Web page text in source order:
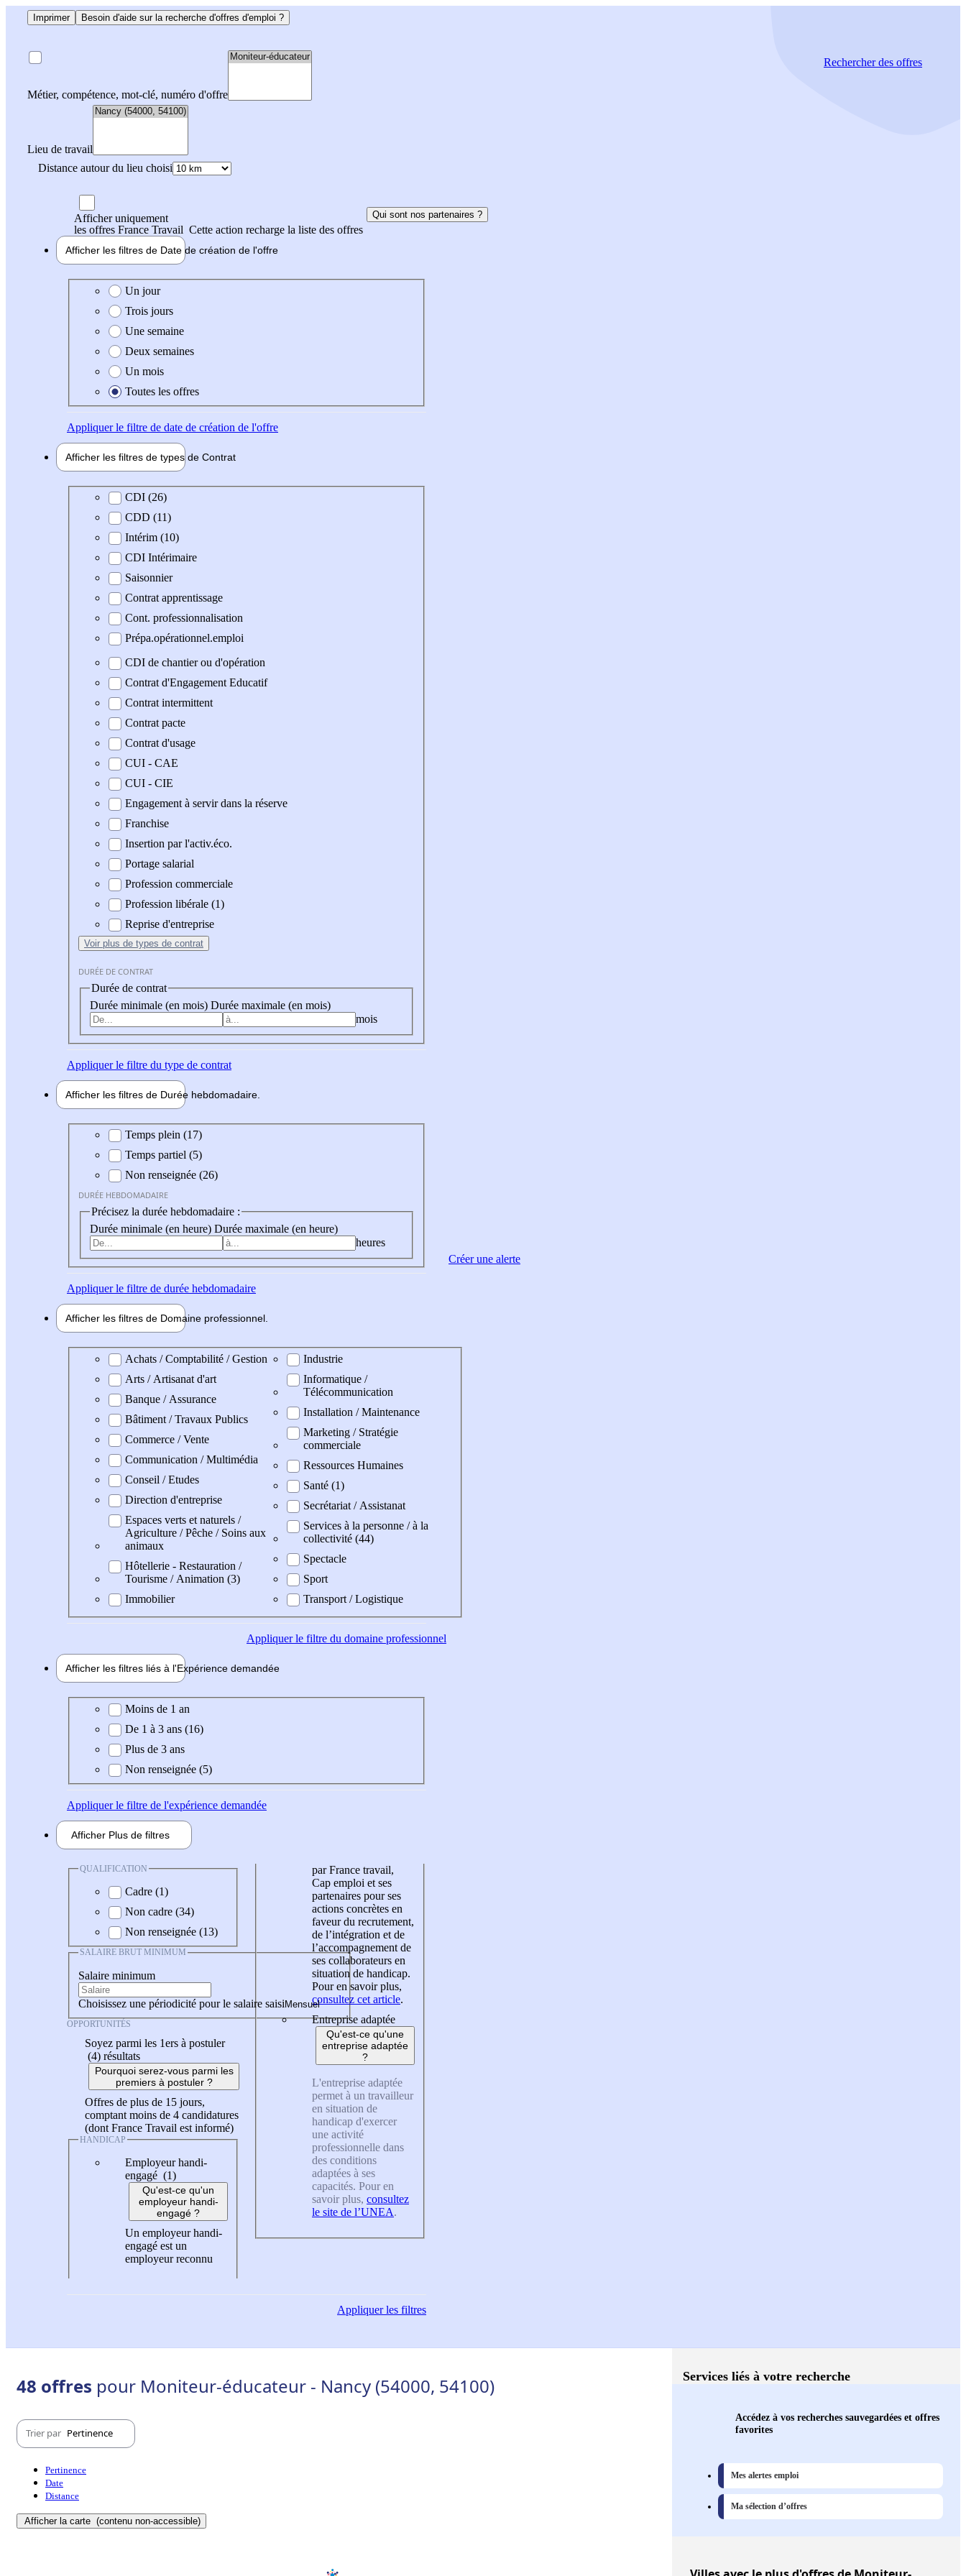
Imprimer Besoin d'aide sur la recherche d'offres d'emploi ?
Métier, compétence, mot-clé, numéro d'offre
Lieu de travail
Distance autour du lieu choisi
Rechercherdes offres
Afficher uniquement
les offres France Travail Cette action recharge la liste des offres
Qui sont nos partenaires ?
Afficher les filtres de Date de création de l'offre
Date de création de l'offre
Un jour
Trois jours
Une semaine
Deux semaines
Un mois
Toutes les offres
Appliquerle filtre de date de création de l'offre
Afficher les filtres de types de Contrat
Type de contratCDI (26)
CDD (11)
Intérim (10)
CDI Intérimaire
Saisonnier
Contrat apprentissage
Cont. professionnalisation
Prépa.opérationnel.emploi
CDI de chantier ou d'opération
Contrat d'Engagement Educatif
Contrat intermittent
Contrat pacte
Contrat d'usage
CUI - CAE
CUI - CIE
Engagement à servir dans la réserve
Franchise
Insertion par l'activ.éco.
Portage salarial
Profession commerciale
Profession libérale (1)
Reprise d'entreprise
Voir plus de types de contrat
DURÉE DE CONTRAT
Durée de contrat
Durée minimale (en mois) Durée maximale (en mois)
mois
Appliquerle filtre du type de contrat
Afficher les filtres de Durée hebdomadaire
Durée hebdomadaire
Temps plein (17)
Temps partiel (5)
Non renseignée (26)
DURÉE HEBDOMADAIRE
Précisez la durée hebdomadaire :
Durée minimale (en heure) Durée maximale (en heure)
heures
Appliquerle filtre de durée hebdomadaire
Afficher les filtres de Domaine professionnel
Domaine professionel
Achats / Comptabilité / Gestion
Arts / Artisanat d'art
Banque / Assurance
Bâtiment / Travaux Publics
Commerce / Vente
Communication / Multimédia
Conseil / Etudes
Direction d'entreprise
Espaces verts et naturels /
Agriculture / Pêche / Soins aux
animaux
Hôtellerie - Restauration /
Tourisme / Animation (3)
Immobilier
Industrie
Informatique /
Télécommunication
Installation / Maintenance
Marketing / Stratégie
commerciale
Ressources Humaines
Santé (1)
Secrétariat / Assistanat
Services à la personne / à la
collectivité (44)
Spectacle
Sport
Transport / Logistique
Appliquerle filtre du domaine professionnel
Afficher les filtres liés à l'Expérience demandée
Expérience demandée
Moins de 1 an
De 1 à 3 ans (16)
Plus de 3 ans
Non renseignée (5)
Appliquerle filtre de l'expérience demandée
Afficher Plus de filtres
QUALIFICATION
Cadre (1)
Non cadre (34)
Non renseignée (13)
SALAIRE BRUT MINIMUM
Salaire minimum
Choisissez une périodicité pour le salaire saisi
OPPORTUNITÉS
Soyez parmi les 1ers à postuler
(4) résultats
Pourquoi serez-vous parmi les
premiers à postuler ?
Offres de plus de 15 jours,
comptant moins de 4 candidatures
(dont France Travail est informé)
HANDICAP
Employeur handi-
engagé (1)
Qu'est-ce qu'un
employeur handi-
engagé ?
Un employeur handi-
engagé est un
employeur reconnu
par France travail,
Cap emploi et ses
partenaires pour ses
actions concrètes en
faveur du recrutement,
de l’intégration et de
l’accompagnement de
ses collaborateurs en
situation de handicap.
Pour en savoir plus,
consultez cet article.
Entreprise adaptée
Qu'est-ce qu'une
entreprise adaptée
?
L'entreprise adaptée
permet à un travailleur
en situation de
handicap d'exercer
une activité
professionnelle dans
des conditions
adaptées à ses
capacités. Pour en
savoir plus, consultez
le site de l’UNEA.
Appliquerles filtres
Créer une alerte
48 offres pour Moniteur-éducateur - Nancy (54000, 54100)
Trier par Pertinence
Pertinence
Date
Distance
Afficher la carte (contenu non-accessible)
Services liés à votre recherche
Accédez à vos recherches sauvegardées et offres
favorites
Mes alertes emploi
Ma sélection d’offres